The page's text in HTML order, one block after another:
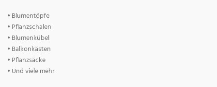
• Blumentöpfe
• Pflanzschalen
• Blumenkübel
• Balkonkästen
• Pflanzsäcke
• Und viele mehr